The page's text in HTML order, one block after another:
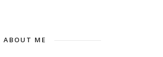
ABOUT ME